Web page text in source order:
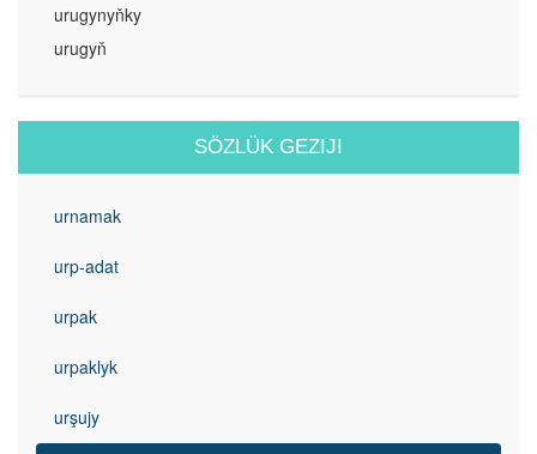
urugynyňky
urugyň
SÖZLÜK GEZIJI
urnamak
urp-adat
urpak
urpaklyk
urşujy